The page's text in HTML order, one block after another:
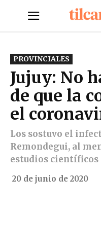
PROVINCIALES
Jujuy: No
de que la
el
Los sostuvo el
Remondegui, al
estudios científicos
20 de junio de 2020